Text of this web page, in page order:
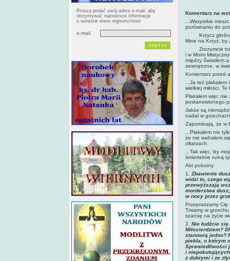
Proszę podać swój adres e-mail, aby
otrzymywać najnowsze informacje
o serwisie www.regnumchristi
e-mail
Komentarz na
...Wszystkie
porównaniu do
Krzycz głośno o
Mnie na Krzyż, by
Zrozumcie
i w Moim
między Światłem
zewnętrzne, w
Komentarz przed
...Ja też
wielkiej miłości.
Płakałem więc
postanowionego
Jakże są
nadal w
Zapominają, że w
...Płakałem nie
że nie wahałem
ołtarzach.
...Tak więc, łzy
śmiertelnie ruiną
Akt pokutny
1. Zbawienie dusz
widzi to, czego
przewyższają
morderstwa
w nocy przez
Przepraszamy
Trwamy w
szansę na życie
2.
Nie łudźcie
Miłosierdziem?
stanowią jedno?
piekła, o którym
Sprawiedliwości
i
z dobrymi i ze